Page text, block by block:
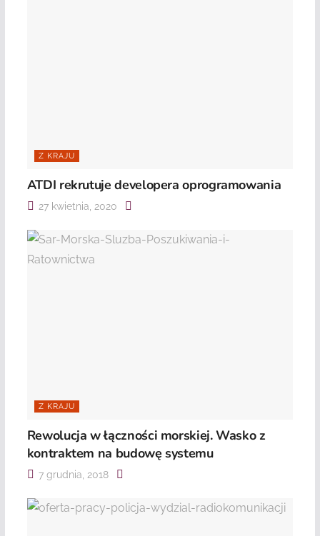
Z KRAJU
ATDI rekrutuje developera oprogramowania
27 kwietnia, 2020
Z KRAJU
Rewolucja w łączności morskiej. Wasko z
kontraktem na budowę systemu
7 grudnia, 2018